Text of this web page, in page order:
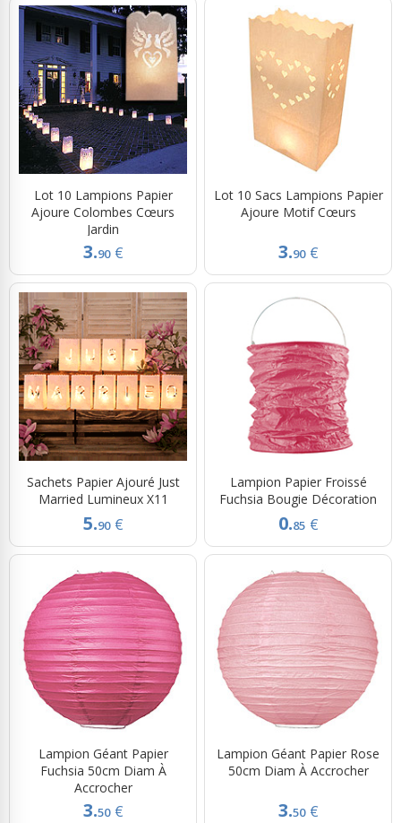
Lot 10 Lampions Papier
Ajoure Colombes Cœurs
Jardin
3.90 €
Lot 10 Sacs Lampions Papier
Ajoure Motif Cœurs
3.90 €
Sachets Papier Ajouré Just
Married Lumineux X11
5.90 €
Lampion Papier Froissé
Fuchsia Bougie Décoration
0.85 €
Lampion Géant Papier
Fuchsia 50cm Diam À
Accrocher
3.50 €
Lampion Géant Papier Rose
50cm Diam À Accrocher
3.50 €